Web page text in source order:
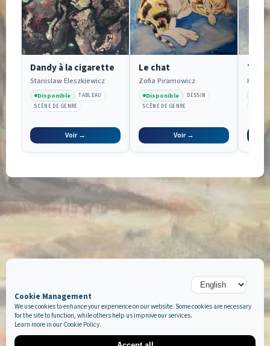
Dandy à la cigarette
Stanislaw Eleszkiewicz
Disponible
TABLEAU
SCÈNE DE GENRE
Voir →
Le chat
Zofia Piramowicz
Disponible
DESSIN
SCÈNE DE GENRE
Voir →
Tête
Cookie Management
We use cookies to enhance your experience on our website. Some cookies are necessary
for the site to function, while others help us improve our services.
Learn more in our Cookie Policy.